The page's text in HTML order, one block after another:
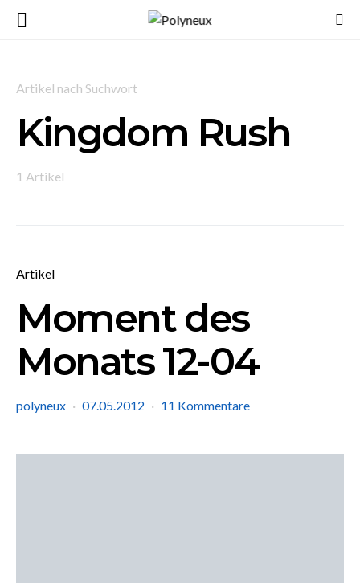
Artikel nach Suchwort
Kingdom Rush
1 Artikel
Artikel
Moment des
Monats 12-04
polyneux 07.05.2012 11 Kommentare